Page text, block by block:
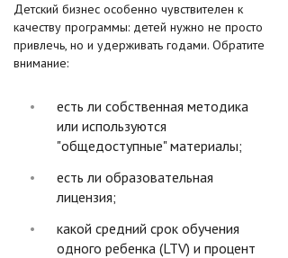
Детский бизнес особенно чувствителен к
качеству программы: детей нужно не просто
привлечь, но и удерживать годами. Обратите
внимание:
есть ли собственная методика
или используются
"общедоступные" материалы;
есть ли образовательная
лицензия;
какой средний срок обучения
одного ребенка (LTV) и процент